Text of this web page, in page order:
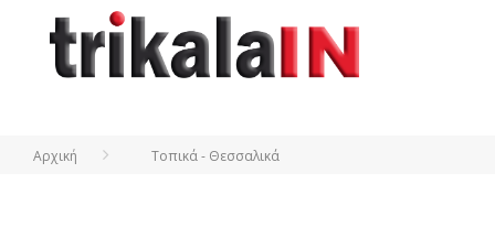
Αρχική Τοπικά - Θεσσαλικά